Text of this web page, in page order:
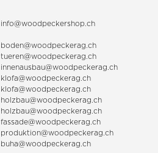
info@woodpeckershop.ch
boden@woodpeckerag.ch
tueren@woodpeckerag.ch
innenausbau@woodpeckerag.ch
klofa@woodpeckerag.ch
klofa@woodpeckerag.ch
holzbau@woodpeckerag.ch
holzbau@woodpeckerag.ch
fassade@woodpeckerag.ch
produktion@woodpeckerag.ch
buha@woodpeckerag.ch